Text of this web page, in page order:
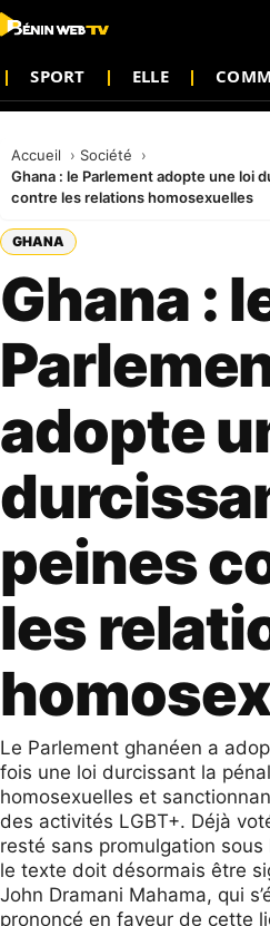
SPORT ELLE
Accueil
Société
Ghana : le Parlement adopte une loi
contre les relations homosexuelles
GHANA
Ghana :
adopte
peines
les
Le Parlement ghanéen a
fois une loi durcissant la
homosexuelles et
des activités LGBT+. Déjà
resté sans promulgation
le texte doit désormais être
John Dramani Mahama, qui
prononcé en faveur de cette